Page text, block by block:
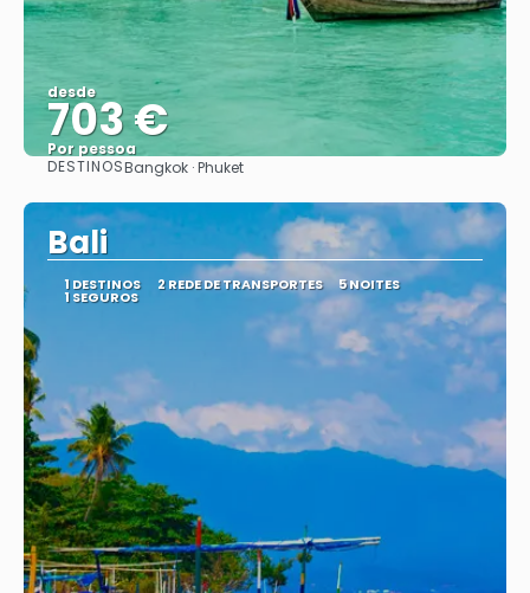
desde
703 €
Por pessoa
DESTINOSBangkok · Phuket
Bali
1 DESTINOS 2 REDE DE TRANSPORTES 5 NOITES
1 SEGUROS